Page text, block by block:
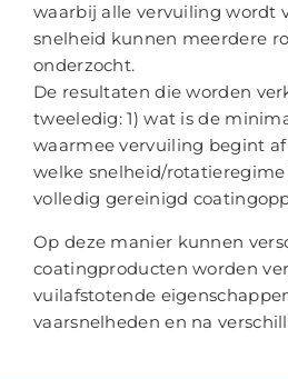
waarbij alle vervuiling wordt
snelheid kunnen meerdere
onderzocht.
De resultaten die worden
tweeledig: 1) wat is de
waarmee vervuiling begint af
welke snelheid/rotatieregime
volledig gereinigd
Op deze manier kunnen
coatingproducten worden
vuilafstotende
vaarsnelheden en na